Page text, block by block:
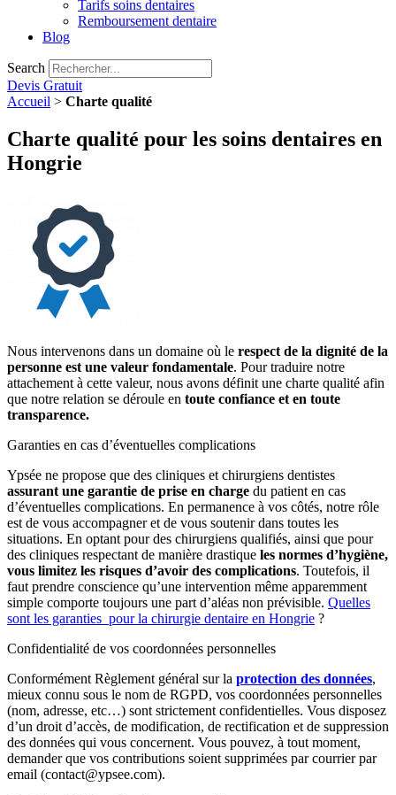
Tarifs soins dentaires
Remboursement dentaire
Blog
Search
Devis Gratuit
Accueil > Charte qualité
Charte qualité pour les soins dentaires en
Hongrie
Nous intervenons dans un domaine où le respect de la dignité de la
personne est une valeur fondamentale. Pour traduire notre
attachement à cette valeur, nous avons définit une charte qualité afin
que notre relation se déroule en toute confiance et en toute
transparence.
Garanties en cas d’éventuelles complications
Ypsée ne propose que des cliniques et chirurgiens dentistes
assurant une garantie de prise en charge du patient en cas
d’éventuelles complications. En permanence à vos côtés, notre rôle
est de vous accompagner et de vous soutenir dans toutes les
situations. En optant pour des chirurgiens qualifiés, ainsi que pour
des cliniques respectant de manière drastique les normes d’hygiène,
vous limitez les risques d’avoir des complications. Toutefois, il
faut prendre conscience qu’une intervention même apparemment
simple comporte toujours une part d’aléas non prévisible. Quelles
sont les garanties pour la chirurgie dentaire en Hongrie ?
Confidentialité de vos coordonnées personnelles
Conformément Règlement général sur la protection des données,
mieux connu sous le nom de RGPD, vos coordonnées personnelles
(nom, adresse, etc…) sont strictement confidentielles. Vous disposez
d’un droit d’accès, de modification, de rectification et de suppression
des données qui vous concernent. Vous pouvez, à tout moment,
demander que vos contributions soient supprimées par courrier par
email (contact@ypsee.com).